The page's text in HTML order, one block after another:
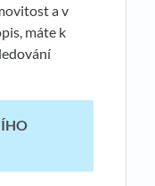
a v
máte k